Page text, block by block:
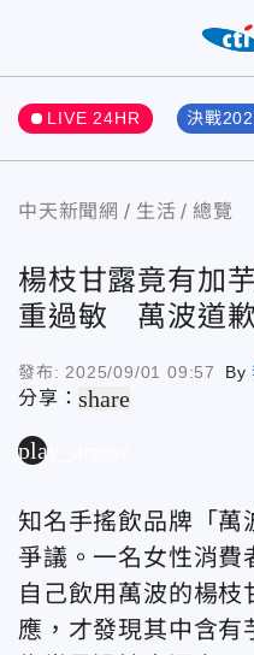
LIVE 24HR 決戰
中天新聞網 生活 總覽
楊枝甘露竟有加
重過敏 萬波道
發布: 2025/09/01 09:57 By
分享：share
play_arrow
知名手搖飲品牌「萬
爭議。一名女性消費
自己飲用萬波的楊枝
應，才發現其中含有